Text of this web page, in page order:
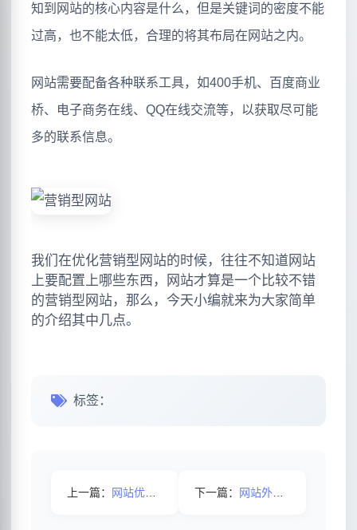
知到网站的核心内容是什么，但是关键词的密度不能
过高，也不能太低，合理的将其布局在网站之内。
网站需要配备各种联系工具，如400手机、百度商业
桥、电子商务在线、QQ在线交流等，以获取尽可能
多的联系信息。
我们在优化营销型网站的时候，往往不知道网站
上要配置上哪些东西，网站才算是一个比较不错
的营销型网站，那么，今天小编就来为大家简单
的介绍其中几点。
标签：
上一篇： 网站优化中如何进行内容整合 下一篇： 网站外链的优化需要怎么进行？